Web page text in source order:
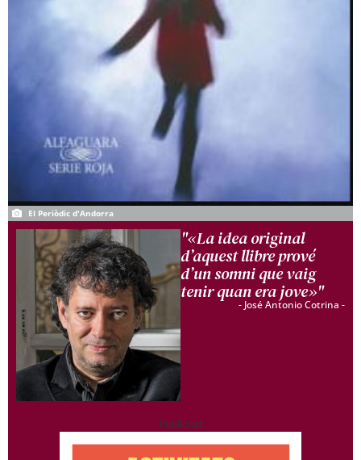
El Periòdic d'Andorra
"«La idea original
d’aquest llibre prové
d’un somni que vaig
tenir quan era jove»"
- José Antonio Cotrina -
Publicitat